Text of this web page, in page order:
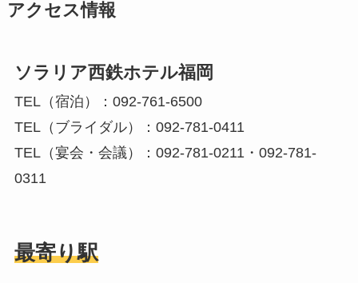
アクセス情報
ソラリア西鉄ホテル福岡
TEL（宿泊） ： 092-761-6500
TEL（ブライダル） ： 092-781-0411
TEL（宴会・会議）：092-781-0211・092-781-
0311
最寄り駅